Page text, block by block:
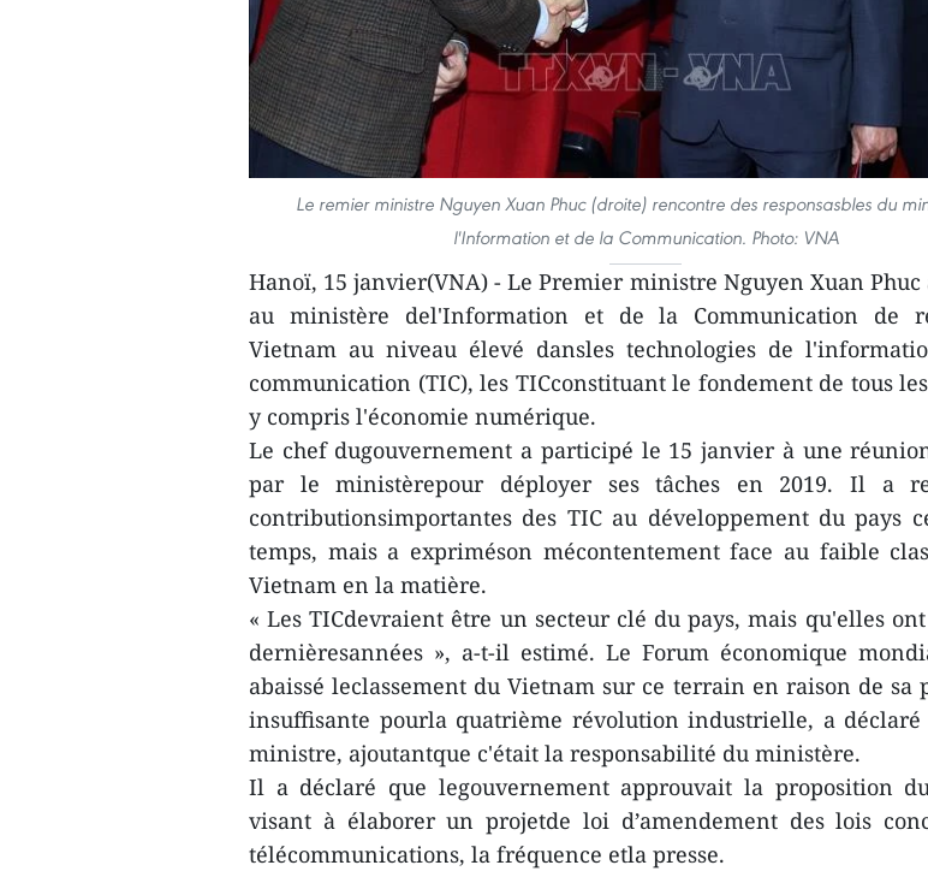
Le remier ministre Nguyen Xuan Phuc (droite) rencontre des responsasbles du
l'Information et de la Communication. Photo: VNA
Hanoï, 15 janvier(VNA) - Le Premier ministre Nguyen Xuan Phuc
au ministère del'Information et de la Communication de
Vietnam au niveau élevé dansles technologies de
communication (TIC), les TICconstituant le fondement de tous
y compris l'économie numérique.
Le chef dugouvernement a participé le 15 janvier à une
par le ministèrepour déployer ses tâches en 2019. Il a
contributionsimportantes des TIC au développement du pays
temps, mais a expriméson mécontentement face au faible
Vietnam en la matière.
« Les TICdevraient être un secteur clé du pays, mais qu'elles
dernièresannées », a-t-il estimé. Le Forum économique
abaissé leclassement du Vietnam sur ce terrain en raison de sa
insuffisante pourla quatrième révolution industrielle, a
ministre, ajoutantque c'était la responsabilité du ministère.
Il a déclaré que legouvernement approuvait la proposition
visant à élaborer un projetde loi d’amendement des lois
télécommunications, la fréquence etla presse.